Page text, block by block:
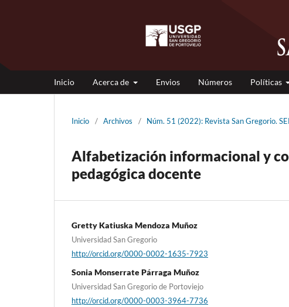
Inicio Acerca de Envios Números Políticas
Inicio / Archivos / Núm. 51 (2022): Revista San Gregorio.
Alfabetización informacional y
pedagógica docente
Gretty Katiuska Mendoza Muñoz
Universidad San Gregorio
http://orcid.org/0000-0002-1635-7923
Sonia Monserrate Párraga Muñoz
Universidad San Gregorio de Portoviejo
http://orcid.org/0000-0003-3964-7736